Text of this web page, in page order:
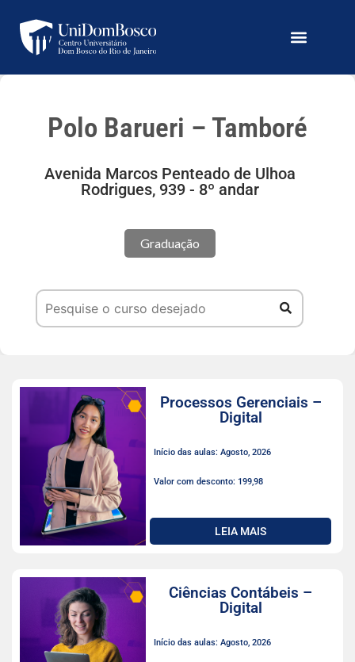
Polo Barueri – Tamboré
Avenida Marcos Penteado de Ulhoa
Rodrigues, 939 - 8º andar
Graduação
Processos Gerenciais –
Digital
Início das aulas: Agosto, 2026
Valor com desconto: 199,98
LEIA MAIS
Ciências Contábeis –
Digital
Início das aulas: Agosto, 2026